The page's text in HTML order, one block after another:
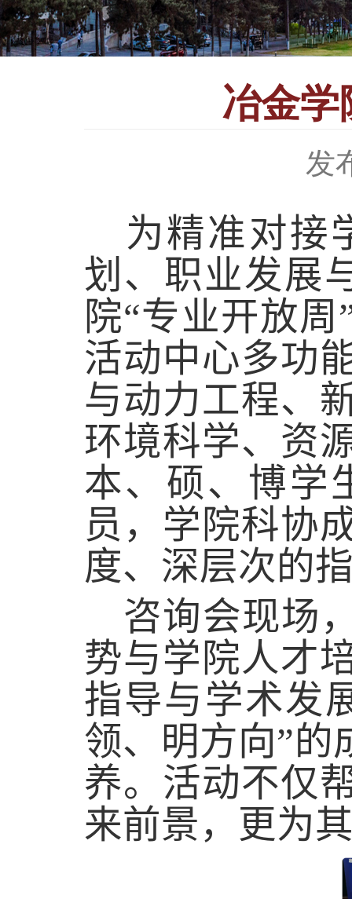
冶金学
发
为精准对接
划、职业发展
院“专业开放
活动中心多功
与动力工程、
环境科学、资
本、 硕、 博学
员 ， 学院科协
度、深层次的
咨询会现场
势与学院人才
指导与学术发
领、明方向”的
养。活动不仅
来前景，更为